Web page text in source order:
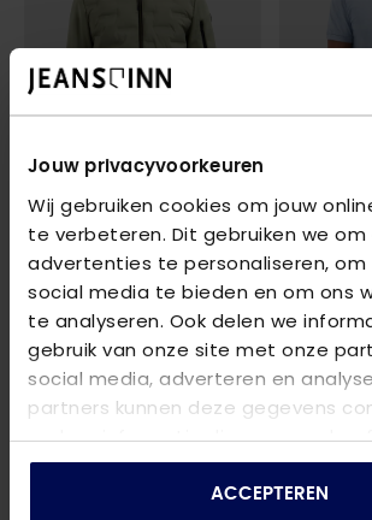
Jouw privacyvoorkeuren
Wij gebruiken cookies om jouw
te verbeteren. Dit gebruiken we
advertenties te personaliseren,
social media te bieden en om ons
te analyseren. Ook delen we
gebruik van onze site met onze
social media, adverteren en
partners kunnen deze gegevens
andere informatie die u aan ze
die ze hebben verzameld op basis
ACCEPTEREN
NO EXCESS
JACKET SHORT FIT SEALED KNITTED MIX - 177
€ 89,99 € 149,99
NO EXCESS
T-SHIRT
€ 22,49 €